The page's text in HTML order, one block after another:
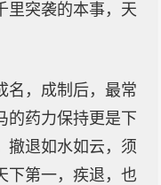
里突袭的本事，天
名，成制后，最常
的药力保持更是下
撤退如水如云，须
下第一，疾退，也